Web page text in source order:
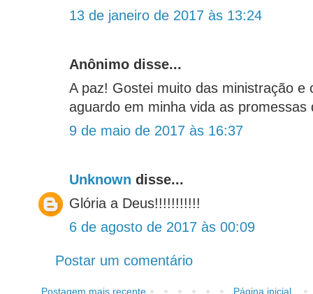
13 de janeiro de 2017 às 13:24
Anônimo disse...
A paz! Gostei muito das ministração e
aguardo em minha vida as promessas
9 de maio de 2017 às 16:37
Unknown disse...
Glória a Deus!!!!!!!!!!!
6 de agosto de 2017 às 00:09
Postar um comentário
Postagem mais recente Página inicial